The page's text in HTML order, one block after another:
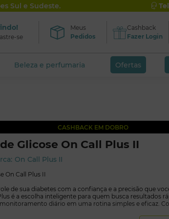
Sul e Sudeste.
se
Meus
Pedidos
Cashback
Fazer Login
Beleza e perfumaria Ofertas
CASHBACK EM DOBRO
Glicose On Call Plus II
On Call Plus II
On Call Plus II
de sua diabetes com a confiança e a precisão que
é a escolha inteligente para quem busca resultados
diário em uma rotina simples e eficaz.